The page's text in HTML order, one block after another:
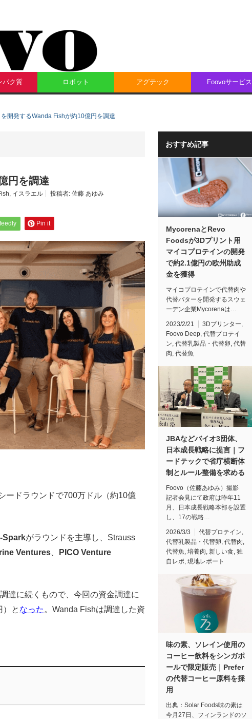
パク質 ロボット アグテック Foovoサービス
開発するWanda Fishが約10億円を調達
円を調達
, イスラエル 投稿者: 佐藤 あゆみ
feedly Pin it
ードラウンドで700万ドル（約10億
Sparkがラウンドを主導し、Strauss
Ventures
PICO Venture
達に続くもので、今回の資金調達に
）と なった 。Wanda Fishは調達した資
おすすめ記事
MycorenaとRevo
Foodsが3Dプリント用
マイコプロテインの開発
で約2.1億円の欧州助成
金を獲得
マイコプロテインで代替肉や
代替バターを開発するスウェ
ーデン企業Mycorenaは…
2023/2/21 3Dプリンター,
Foovo Deep, 代替プロテイ
ン, 代替乳製品・代替卵, 代替
肉, 代替魚
JBAなどバイオ3団体、
日本成長戦略に提言｜フ
ードテックで省庁横断体
制とルール整備を求める
Foovo（佐藤あゆみ）撮影
記者会見にて政府は昨年11
月、日本成長戦略本部を設置
し、17の戦略…
2026/3/3 代替プロテイン
代替乳製品・代替卵 代替肉
代替魚 培養肉 新しい食 独
自レポ 現地レポート
味の素、ソレイン使用の
コーヒー飲料をシンガポ
ールで限定販売｜Prefer
の代替コーヒー原料を採
用
出典：Solar Foods味の素は
今月27日、フィンランドのソ